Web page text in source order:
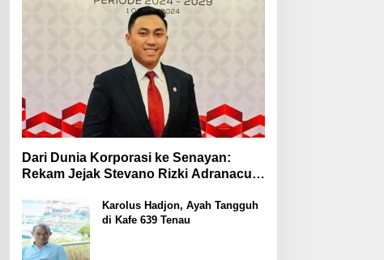
Dari Dunia Korporasi ke Senayan:
Rekam Jejak Stevano Rizki Adranacus
Karolus Hadjon, Ayah Tangguh
di Kafe 639 Tenau